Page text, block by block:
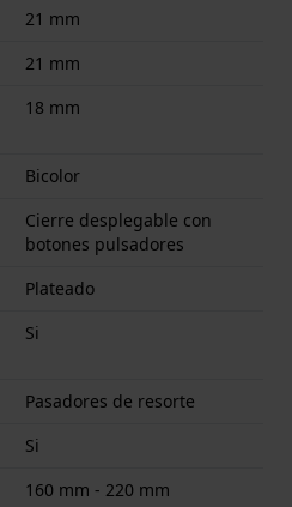
21 mm
21 mm
18 mm
Bicolor
Cierre desplegable con
botones pulsadores
Plateado
Si
Pasadores de resorte
Si
160 mm - 220 mm